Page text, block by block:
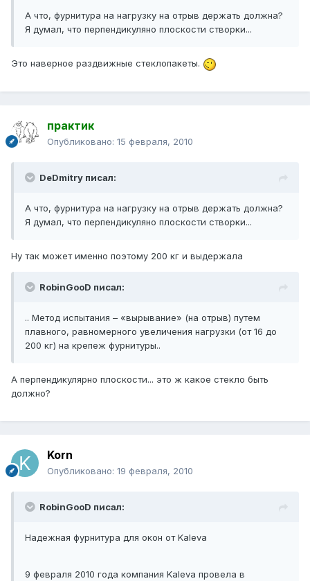
А что, фурнитура на нагрузку на отрыв держать должна?
Я думал, что перпендикуляно плоскости створки...
Это наверное раздвижные стеклопакеты.
практик
Опубликовано: 15 февраля, 2010
DeDmitry писал:
А что, фурнитура на нагрузку на отрыв держать должна?
Я думал, что перпендикуляно плоскости створки...
Ну так может именно поэтому 200 кг и выдержала
RobinGooD писал:
.. Метод испытания – «вырывание» (на отрыв) путем
плавного, равномерного увеличения нагрузки (от 16 до
200 кг) на крепеж фурнитуры..
А перпендикулярно плоскости... это ж какое стекло быть
должно?
Korn
Опубликовано: 19 февраля, 2010
RobinGooD писал:
Надежная фурнитура для окон от Kaleva
9 февраля 2010 года компания Kaleva провела в